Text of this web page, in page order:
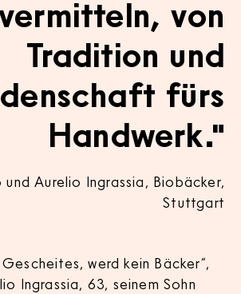
von
Tradition und
fürs
Handwerk."
und Aurelio Ingrassia, Biobäcker,
Stuttgart
werd kein Bäcker“,
Ingrassia, 63, seinem Sohn